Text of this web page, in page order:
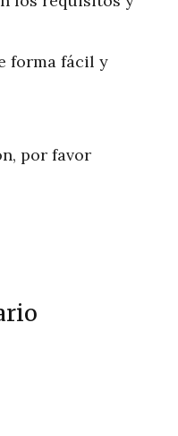
forma fácil y
por favor